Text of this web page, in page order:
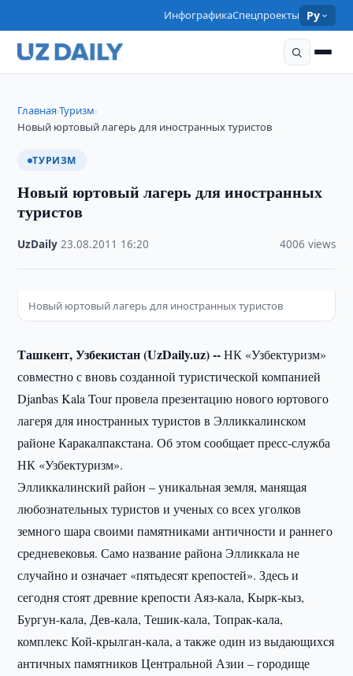
ИнфографикаСпецпроекты Ру
Главная›Туризм›
Новый юртовый лагерь для иностранных туристов
ТУРИЗМ
Новый юртовый лагерь для иностранных
туристов
UzDaily ·23.08.2011 16:20 4006 views
Новый юртовый лагерь для иностранных туристов
Ташкент, Узбекистан (UzDaily.uz) --НК «Узбектуризм»
совместно с вновь созданной туристической компанией
Djanbas Kala Tour провела презентацию нового юртового
лагеря для иностранных туристов в Элликкалинском
районе Каракалпакстана. Об этом сообщает пресс-служба
НК «Узбектуризм».
Элликкалинский район – уникальная земля, манящая
любознательных туристов и ученых со всех уголков
земного шара своими памятниками античности и раннего
средневековья. Само название района Элликкала не
случайно и означает «пятьдесят крепостей». Здесь и
сегодня стоят древние крепости Аяз-кала, Кырк-кыз,
Бургун-кала, Дев-кала, Тешик-кала, Топрак-кала,
комплекс Кой-крылган-кала, а также один из выдающихся
античных памятников Центральной Азии – городище